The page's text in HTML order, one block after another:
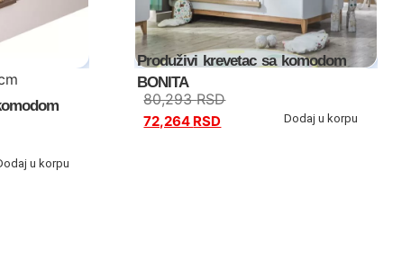
u korpu
Produživi krevetac sa komodom
BONITA
80,293RSD
72,264 RSD Dodaj u korpu